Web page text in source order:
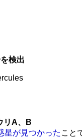
検出
リA、B
星が見つかった こと